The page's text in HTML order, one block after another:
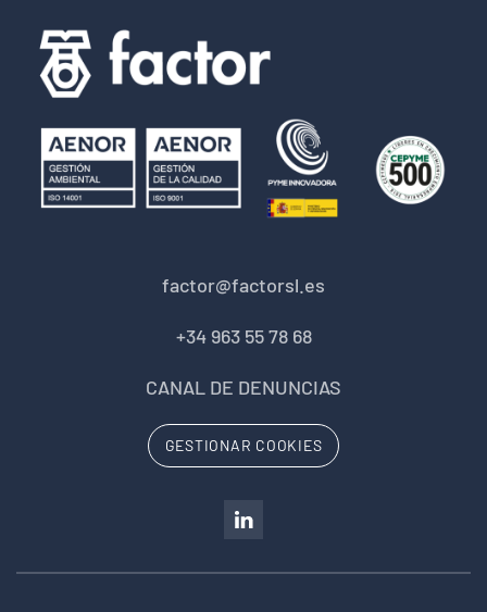
factor@factorsl.es
+34 963 55 78 68
CANAL DE DENUNCIAS
GESTIONAR COOKIES